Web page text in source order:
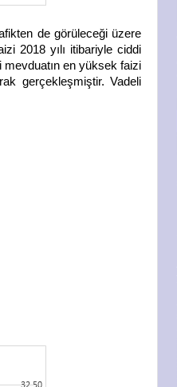
de görüleceği üzere
2018 yılı itibariyle ciddi
mevduatın en yüksek faizi
gerçekleşmiştir. Vadeli